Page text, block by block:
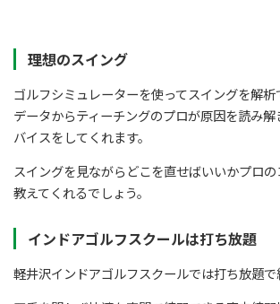
理想のスイング
ゴルフシミュレーターを使ってスイングを解析
データからティーチングのプロが原因を読み解
バイスをしてくれます。
スイングを見ながらどこを直せばいいかプロ
教えてくれるでしょう。
インドアゴルフスクールは打ち放題
軽井沢インドアゴルフスクールでは打ち放題で